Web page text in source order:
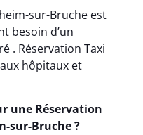
sur-Bruche est
besoin d’un
. Réservation Taxi
hôpitaux et
une Réservation
sur-Bruche ?